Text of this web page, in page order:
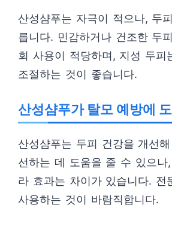
산성샴푸는 자극이 적으나, 두
릅니다. 민감하거나 건조한 두
회 사용이 적당하며, 지성 두피
조절하는 것이 좋습니다.
산성샴푸가 탈모 예방에
산성샴푸는 두피 건강을 개선
선하는 데 도움을 줄 수 있으나
라 효과는 차이가 있습니다. 전
사용하는 것이 바람직합니다.